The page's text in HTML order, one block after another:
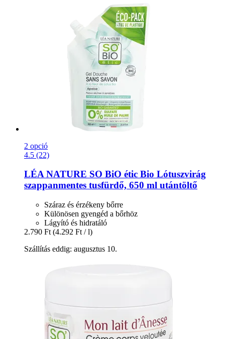
2 opció
4.5 (22)
LÉA NATURE SO BiO étic Bio Lótuszvirág
szappanmentes tusfürdő, 650 ml utántöltő
Száraz és érzékeny bőrre
Különösen gyengéd a bőrhöz
Lágyító és hidratáló
2.790 Ft (4.292 Ft / l)
Szállítás eddig: augusztus 10.